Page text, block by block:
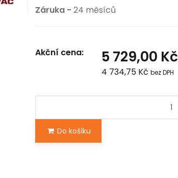
Záruka - 24 měsíců
Akční cena: 5 729,00 Kč
4 734,75 Kčbez DPH
Do košíku